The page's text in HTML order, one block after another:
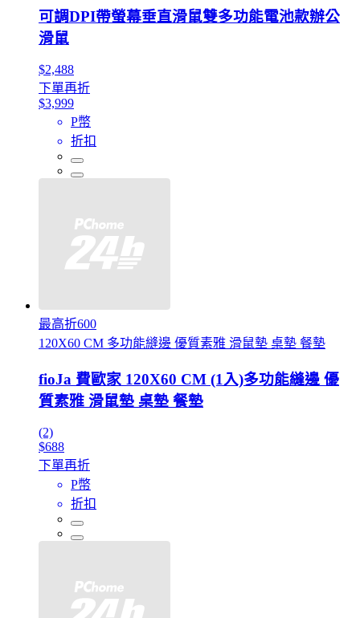
可調DPI帶螢幕垂直滑鼠雙多功能電池款辦公
滑鼠
$2,488
下單再折
$3,999
P幣
折扣
最高折600
120X60 CM 多功能縫邊 優質素雅 滑鼠墊 桌墊 餐墊
fioJa 費歐家 120X60 CM (1入)多功能縫邊 優
質素雅 滑鼠墊 桌墊 餐墊
(2)
$688
下單再折
P幣
折扣